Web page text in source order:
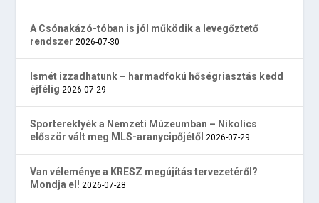
A Csónakázó-tóban is jól működik a levegőztető
rendszer 2026-07-30
Ismét izzadhatunk – harmadfokú hőségriasztás kedd
éjfélig 2026-07-29
Sportereklyék a Nemzeti Múzeumban – Nikolics
először vált meg MLS-aranycipőjétől 2026-07-29
Van véleménye a KRESZ megújítás tervezetéről?
Mondja el! 2026-07-28